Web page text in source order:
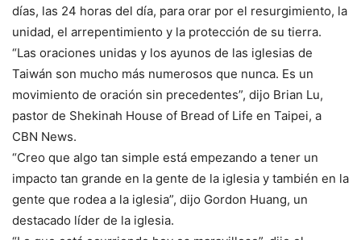
días, las 24 horas del día, para orar por el resurgimiento, la
unidad, el arrepentimiento y la protección de su tierra.
“Las oraciones unidas y los ayunos de las iglesias de
Taiwán son mucho más numerosos que nunca. Es un
movimiento de oración sin precedentes”, dijo Brian Lu,
pastor de Shekinah House of Bread of Life en Taipei, a
CBN News.
“Creo que algo tan simple está empezando a tener un
impacto tan grande en la gente de la iglesia y también en la
gente que rodea a la iglesia”, dijo Gordon Huang, un
destacado líder de la iglesia.